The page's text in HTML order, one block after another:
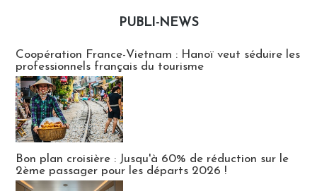
PUBLI-NEWS
Coopération France-Vietnam : Hanoï veut séduire les
professionnels français du tourisme
Bon plan croisière : Jusqu'à 60% de réduction sur le
2ème passager pour les départs 2026 !